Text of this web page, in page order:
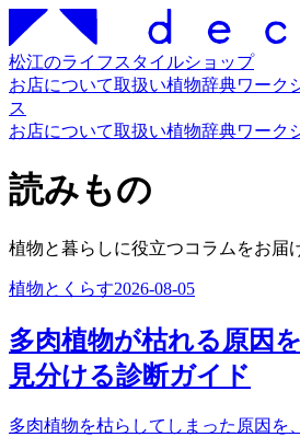
松江のライフスタイルショップ
お店について取扱い植物辞典ワーク
ス
お店について取扱い植物辞典ワーク
読みもの
植物と暮らしに役立つコラムをお届
植物とくらす2026-08-05
多肉植物が枯れる原因
見分ける診断ガイド
多肉植物を枯らしてしまった原因を